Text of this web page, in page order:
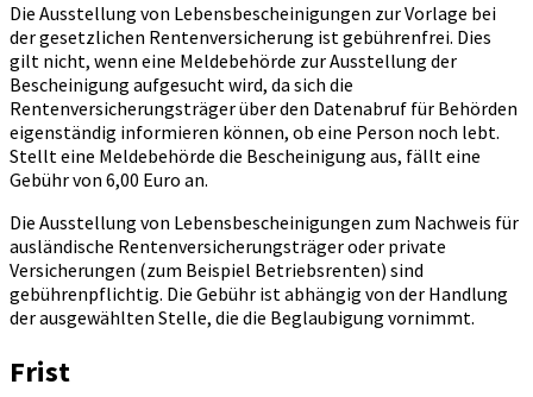
Die Ausstellung von Lebensbescheinigungen zur Vorlage bei
der gesetzlichen Rentenversicherung ist gebührenfrei. Dies
gilt nicht, wenn eine Meldebehörde zur Ausstellung der
Bescheinigung aufgesucht wird, da sich die
Rentenversicherungsträger über den Datenabruf für Behörden
eigenständig informieren können, ob eine Person noch lebt.
Stellt eine Meldebehörde die Bescheinigung aus, fällt eine
Gebühr von 6,00 Euro an.
Die Ausstellung von Lebensbescheinigungen zum Nachweis für
ausländische Rentenversicherungsträger oder private
Versicherungen (zum Beispiel Betriebsrenten) sind
gebührenpflichtig. Die Gebühr ist abhängig von der Handlung
der ausgewählten Stelle, die die Beglaubigung vornimmt.
Frist